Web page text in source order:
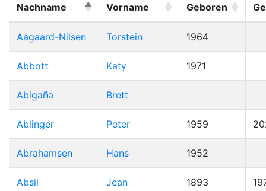
Nachname Vorname Geboren
Aagaard-Nilsen Torstein 1964
Abbott Katy 1971
Abigaña Brett
Ablinger Peter 1959
Abrahamsen Hans 1952
Absil Jean 1893